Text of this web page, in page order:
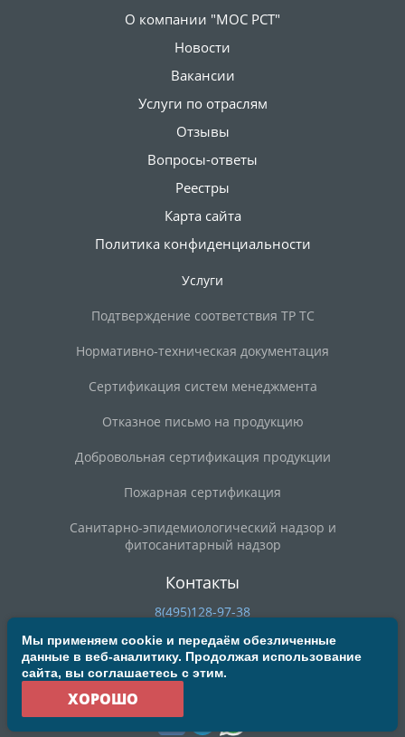
О компании "МОС РСТ"
Новости
Вакансии
Услуги по отраслям
Отзывы
Вопросы-ответы
Реестры
Карта сайта
Политика конфиденциальности
Услуги
Подтверждение соответствия ТР ТС
Нормативно-техническая документация
Сертификация систем менеджмента
Отказное письмо на продукцию
Добровольная сертификация продукции
Пожарная сертификация
Санитарно-эпидемиологический надзор и
фитосанитарный надзор
Контакты
8(495)128-97-38
8(800)200-90-59
deal@mosrst.ru
ул. Новая Басманная, д. 23Б, строение 20, офис 304/3
Мы применяем cookie и передаём обезличенные
данные в веб-аналитику. Продолжая использование
сайта, вы соглашаетесь с этим.
ХОРОШО